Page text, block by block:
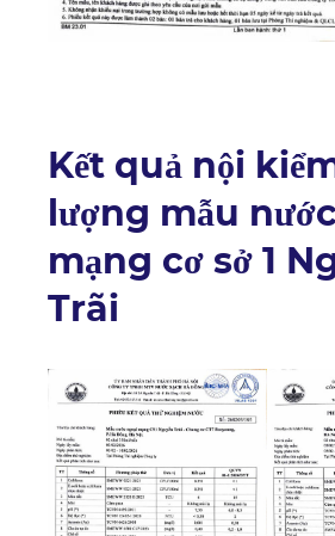
Kết quả nội
lượng mẫu
mạng cơ sở 1
Trãi